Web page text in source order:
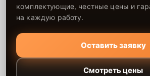
комплектующие, честные цены и
на каждую работу.
Оставить заявку
Смотреть цены